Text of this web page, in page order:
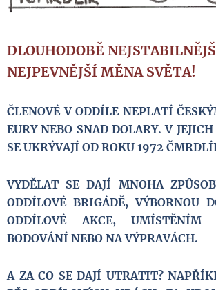
DLOUHODOBĚ
NEJPEVNĚJŠÍ MĚNA SVĚTA!
ČLENOVÉ V ODDÍLE NEPLATÍ
EURY NEBO SNAD DOLARY. V
SE UKRÝVAJÍ OD ROKU 1972
VYDĚLAT SE DAJÍ MNOHA
ODDÍLOVÉ BRIGÁDĚ, VÝBORNOU
ODDÍLOVÉ AKCE,
BODOVÁNÍ NEBO NA VÝPRAVÁCH.
A ZA CO SE DAJÍ UTRATIT?